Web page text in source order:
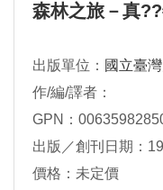
森林之旅－真
出版單位： 國立臺
作/編/譯者：
GPN：
出版／創刊日期：
價格：未定價